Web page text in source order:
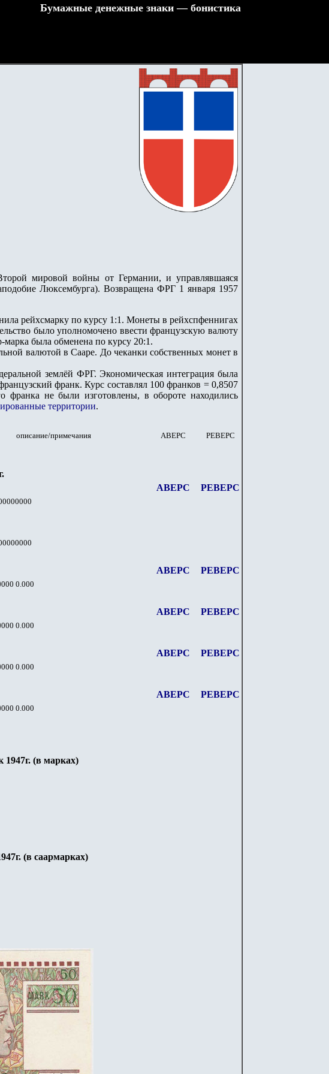
Бумажные денежные знаки — бонистика
мировой войны от Германии, и управлявшаяся
Люксембурга). Возвращена ФРГ 1 января 1957
рейхсмарку по курсу 1:1. Монеты в рейхспфеннигах
было уполномочено ввести французскую валюту
была обменена по курсу 20:1.
валютой в Сааре. До чеканки собственных монет в
землёй ФРГ. Экономическая интеграция была
франк. Курс составлял 100 франков = 0,8507
франка не были изготовлены, в обороте находились
территории.
описание/примечания АВЕРС РЕВЕРС
АВЕРС
РЕВЕРС
АВЕРС
РЕВЕРС
0.000
АВЕРС
РЕВЕРС
0.000
АВЕРС
РЕВЕРС
0.000
АВЕРС
РЕВЕРС
0.000
1947г. (в марках)
(в саармарках)